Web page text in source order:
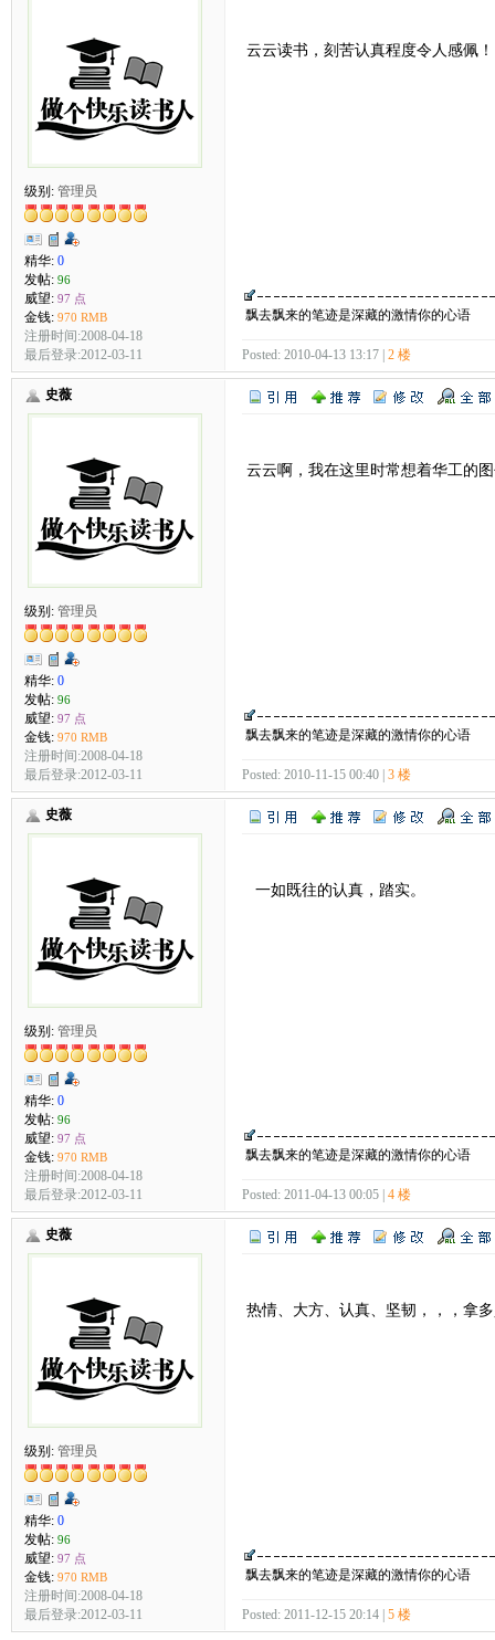
级别: 管理员
精华: 0
发帖: 96
威望: 97 点
金钱: 970 RMB
注册时间:2008-04-18
最后登录:2012-03-11
云云读书，刻苦认真程度令人感佩！
飘去飘来的笔迹是深藏的激情你的心语
Posted: 2010-04-13 13:17 | 2 楼
史薇
级别: 管理员
精华: 0
发帖: 96
威望: 97 点
金钱: 970 RMB
注册时间:2008-04-18
最后登录:2012-03-11
云云啊，我在这里时常想着华工的
飘去飘来的笔迹是深藏的激情你的心语
Posted: 2010-11-15 00:40 | 3 楼
史薇
级别: 管理员
精华: 0
发帖: 96
威望: 97 点
金钱: 970 RMB
注册时间:2008-04-18
最后登录:2012-03-11
一如既往的认真，踏实。
飘去飘来的笔迹是深藏的激情你的心语
Posted: 2011-04-13 00:05 | 4 楼
史薇
级别: 管理员
精华: 0
发帖: 96
威望: 97 点
金钱: 970 RMB
注册时间:2008-04-18
最后登录:2012-03-11
热情、大方、认真、坚韧，，，拿
飘去飘来的笔迹是深藏的激情你的心语
Posted: 2011-12-15 20:14 | 5 楼